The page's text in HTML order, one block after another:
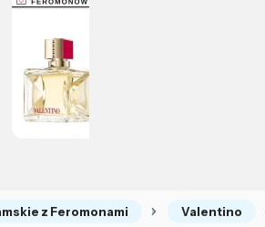
z Feromonami Valentino